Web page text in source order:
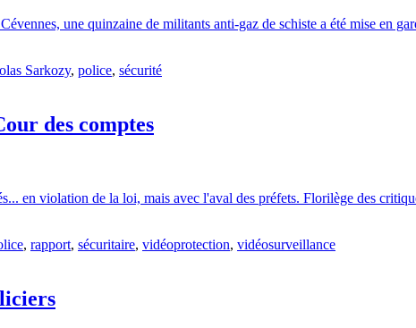
une quinzaine de militants anti-gaz de schiste a été mise en
Sarkozy, police, sécurité
des comptes
en violation de la loi, mais avec l'aval des préfets. Florilège des
, rapport, sécuritaire, vidéoprotection, vidéosurveillance